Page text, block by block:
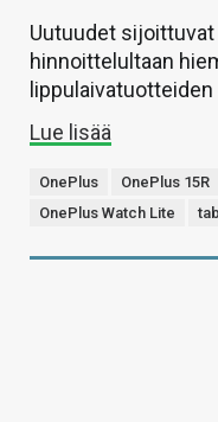
Uutuudet
hinnoittelultaan
lippulaivatuotteiden
Lue lisää
OnePlus OnePlus 15R
OnePlus Watch Lite